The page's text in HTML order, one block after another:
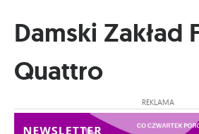
Damski Zakład
Quattro
REKLAMA